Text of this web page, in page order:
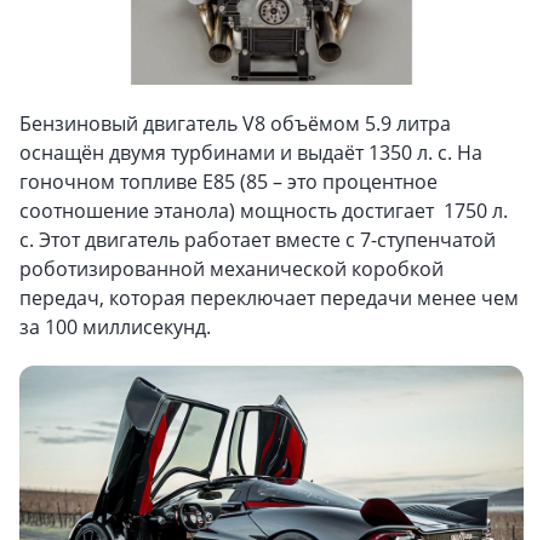
Бензиновый двигатель V8 объёмом 5.9 литра
оснащён двумя турбинами и выдаёт 1350 л. с. На
гоночном топливе E85 (85 – это процентное
соотношение этанола) мощность достигает 1750 л.
с. Этот двигатель работает вместе с 7-ступенчатой
роботизированной механической коробкой
передач, которая переключает передачи менее чем
за 100 миллисекунд.